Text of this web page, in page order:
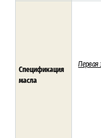
Спецификация
масла
Первая